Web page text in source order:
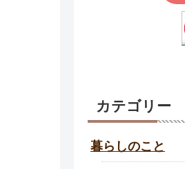
カテゴリー
暮らしのこと